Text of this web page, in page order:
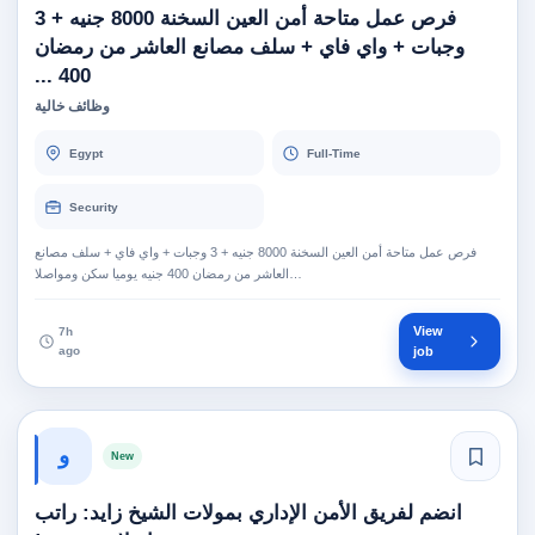
فرص عمل متاحة أمن العين السخنة 8000 جنيه + 3
وجبات + واي فاي + سلف مصانع العاشر من رمضان
400 ...
وظائف خالية
Egypt Full-Time
Security
فرص عمل متاحة أمن العين السخنة 8000 جنيه + 3 وجبات + واي فاي + سلف مصانع
7h
ago
View
job
و New
انضم لفريق الأمن الإداري بمولات الشيخ زايد: راتب